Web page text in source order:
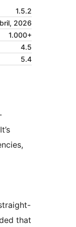
1.5.2
2026
1.000+
4.5
5.4
that